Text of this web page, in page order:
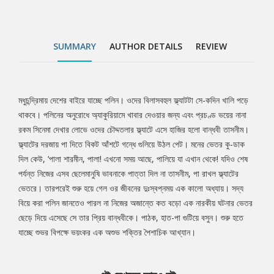
SUMMARY AUTHOR DETAILS REVIEW
Tab
Article
মধুচন্দ্রিমায় দেশের বাইরে যাচ্ছে পলিন। ওদের বিলাসবহুল ফ্ল্যাটটা সে-কদিন খালি পড়ে
থাকবে। পলিনের অনুরোধে অ্যাকুরিয়ামে খাবার দেওয়ার জন্য এবং প্রচণ্ড ভয়ের নানা
রকম সিনেমা দেখার লোভে ওদের চৌদ্দতলার ফ্ল্যাটে এসে হাজির হলো বান্ধবী তাসনীম।
ফ্ল্যাটের দরজায় পা দিতে বিকট আঁশটে গন্ধে গুলিয়ে উঠল পেট। মনের ভেতর কু-ডাক
দিল কেউ, ‘পালা শারমীন, পালা! এখনো সময় আছে, পালিয়ে যা এখান থেকে! যদিও শেষ
পর্যন্ত নিজের এসব ছেলেমানুষি ভাবনাকে পাত্তা দিল না তাসনীম, পা রাখল ফ্ল্যাটের
ভেতরে। তারপরেই শুরু হয়ে গেল ওর জীবনের দুঃস্বপ্নময় এক কালো অধ্যায়। সদ্য
বিয়ে করা পলিন জানতেও পারল না নিজের অজান্তে কত বড়ো এক নারকীয় ঘটনার ভেতর
ছেড়ে দিয়ে এসেছে সে তার প্রিয় বান্ধবীকে। পাঠক, হাত-পা গুটিয়ে বসুন। শুরু হতে
যাচ্ছে শুভর বিপক্ষে ভয়ংকর এক অশুভ শক্তির পৈশাচিক আখ্যান।